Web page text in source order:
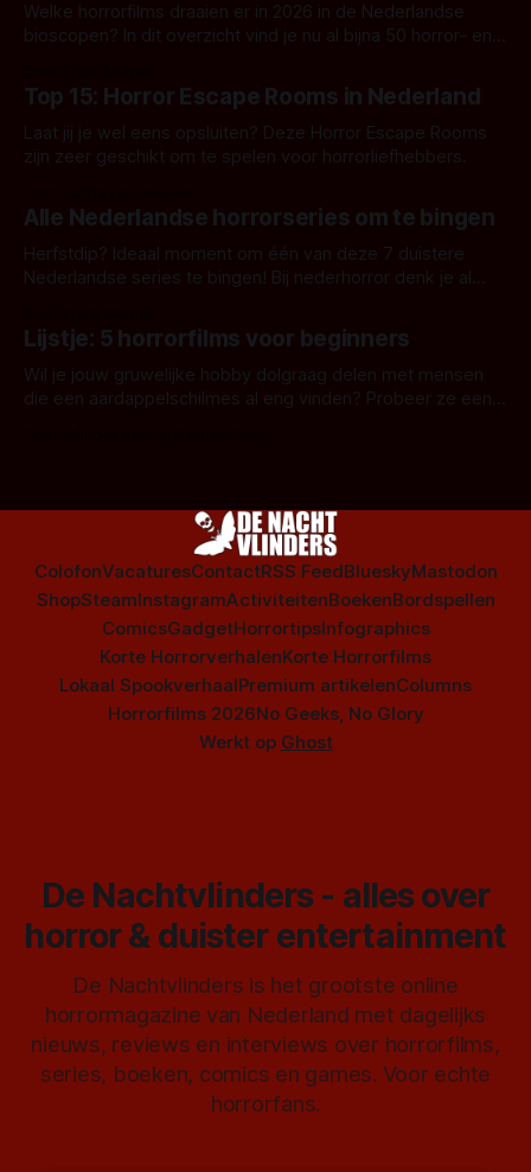
Welke horrorfilms draaien er in 2026 in de Nederlandse
bioscopen? In dit overzicht vind je nu al bijna 50 horror- en
Top 15: Horror Escape Rooms in Nederland
Laat jij je wel eens opsluiten? Deze Horror Escape Rooms
zijn zeer geschikt om te spelen voor horrorliefhebbers.
Alle Nederlandse horrorseries om te bingen
Herfstdip? Ideaal moment om één van deze 7 duistere
Nederlandse series te bingen! Bij nederhorror denk je al
Amsterdamned of The Johnsons. Maar Nederlandse horror
is niet beperkt tot films. Hier een aantal Nederlandse tv-
series uit het duistere of horrorgenre. Als
Lijstje: 5 horrorfilms voor beginners
Wil je jouw gruwelijke hobby dolgraag delen met mensen
die een aardappelschilmes al eng vinden? Probeer ze eens
ColofonVacaturesContactRSS FeedBlueskyMastodon
ShopSteamInstagramActiviteitenBoekenBordspellen
ComicsGadgetHorrortipsInfographics
Korte HorrorverhalenKorte Horrorfilms
Lokaal SpookverhaalPremium artikelenColumns
Horrorfilms 2026No Geeks, No Glory
Werkt op Ghost
De Nachtvlinders - alles over
horror & duister entertainment
De Nachtvlinders is het grootste online
horrormagazine van Nederland met dagelijks
nieuws, reviews en interviews over horrorfilms,
series, boeken, comics en games. Voor echte
horrorfans.